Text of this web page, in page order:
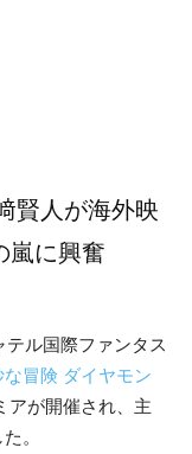
賢人が海外映
嵐に興奮
ル国際ファンタス
冒険 ダイヤモン
アが開催され、主
。